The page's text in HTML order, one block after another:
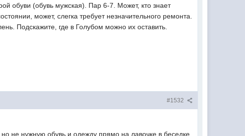
обуви (обувь мужская). Пар 6-7. Может, кто знает
может, слегка требует незначительного ремонта.
Подскажите, где в Голубом можно их оставить.
#1532
не нужную обувь и одежду прямо на лавочке в беседке.